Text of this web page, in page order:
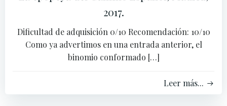
2017.
Dificultad de adquisición 0/10 Recomendación: 10/10
Como ya advertimos en una entrada anterior, el
binomio conformado […]
Leer más...